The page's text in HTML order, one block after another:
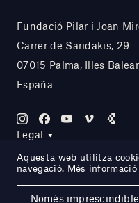
Fundació Pilar i Joan
Carrer de Saridakis, 29
07015 Palma, Illes
España
Legal
Site by DOMO—A
Aquesta web utilitza
navegació. Més
Només